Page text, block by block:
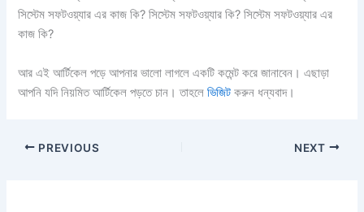
সিস্টেম সফটওয়্যার এর কাজ কি? সিস্টেম সফটওয়্যার কি? সিস্টেম সফটওয়্যার এর
কাজ কি?
আর এই আর্টিকেল পড়ে আপনার ভালো লাগলে একটি কমেন্ট করে জানাবেন। এছাড়া
আপনি যদি নিয়মিত আর্টিকেল পড়তে চান। তাহলেভিজিট করুন ধন্যবাদ।
PREVIOUS NEXT